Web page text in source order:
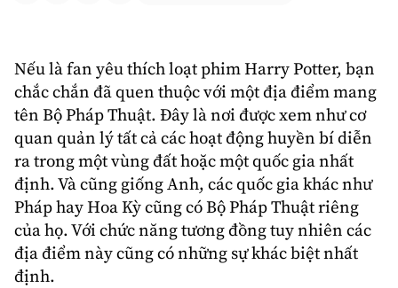
Nếu là fan yêu thích loạt phimHarry Potter, bạn
chắc chắn đã quen thuộc với một địa điểm mang
tên Bộ Pháp Thuật. Đây là nơi được xem như cơ
quan quản lý tất cả các hoạt động huyền bí diễn
ra trong một vùng đất hoặc một quốc gia nhất
định. Và cũng giống Anh, các quốc gia khác như
Pháp hay Hoa Kỳ cũng có Bộ Pháp Thuật riêng
của họ. Với chức năng tương đồng tuy nhiên các
địa điểm này cũng có những sự khác biệt nhất
định.